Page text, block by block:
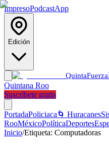
ImpresoPodcastApp
Edición
QuintaFuerza
Quintana Roo
Suscríbete gratis
PortadaPoliciaca 🌀 Huracanes
RooMéxicoPolíticaDeportes
Inicio/Etiqueta: Computadoras